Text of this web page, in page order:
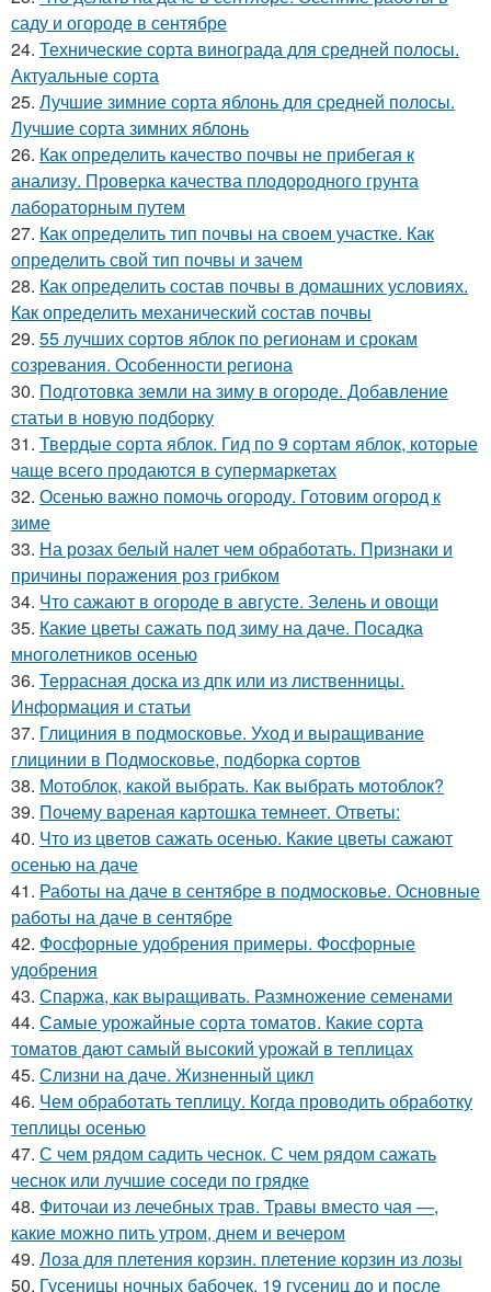
саду и огороде в сентябре
24. Технические сорта винограда для средней полосы.
Актуальные сорта
25. Лучшие зимние сорта яблонь для средней полосы.
Лучшие сорта зимних яблонь
26. Как определить качество почвы не прибегая к
анализу. Проверка качества плодородного грунта
лабораторным путем
27. Как определить тип почвы на своем участке. Как
определить свой тип почвы и зачем
28. Как определить состав почвы в домашних условиях.
Как определить механический состав почвы
29. 55 лучших сортов яблок по регионам и срокам
созревания. Особенности региона
30. Подготовка земли на зиму в огороде. Добавление
статьи в новую подборку
31. Твердые сорта яблок. Гид по 9 сортам яблок, которые
чаще всего продаются в супермаркетах
32. Осенью важно помочь огороду. Готовим огород к
зиме
33. На розах белый налет чем обработать. Признаки и
причины поражения роз грибком
34. Что сажают в огороде в августе. Зелень и овощи
35. Какие цветы сажать под зиму на даче. Посадка
многолетников осенью
36. Террасная доска из дпк или из лиственницы.
Информация и статьи
37. Глициния в подмосковье. Уход и выращивание
глицинии в Подмосковье, подборка сортов
38. Мотоблок, какой выбрать. Как выбрать мотоблок?
39. Почему вареная картошка темнеет. Ответы:
40. Что из цветов сажать осенью. Какие цветы сажают
осенью на даче
41. Работы на даче в сентябре в подмосковье. Основные
работы на даче в сентябре
42. Фосфорные удобрения примеры. Фосфорные
удобрения
43. Спаржа, как выращивать. Размножение семенами
44. Самые урожайные сорта томатов. Какие сорта
томатов дают самый высокий урожай в теплицах
45. Слизни на даче. Жизненный цикл
46. Чем обработать теплицу. Когда проводить обработку
теплицы осенью
47. С чем рядом садить чеснок. С чем рядом сажать
чеснок или лучшие соседи по грядке
48. Фиточаи из лечебных трав. Травы вместо чая —,
какие можно пить утром, днем и вечером
49. Лоза для плетения корзин. плетение корзин из лозы
50. Гусеницы ночных бабочек. 19 гусениц до и после